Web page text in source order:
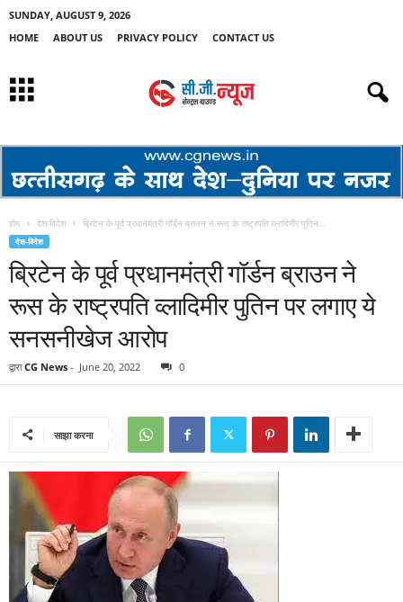
SUNDAY, AUGUST 9, 2026
HOME
ABOUT US PRIVACY POLICY CONTACT US
होम देश-विदेश ब्रिटेन के पूर्व प्रधानमंत्री गॉर्डन ब्राउन ने रूस के राष्ट्रपति व्लादिमीर पुतिन...
देश-विदेश
ब्रिटेन के पूर्व प्रधानमंत्री गॉर्डन ब्राउन ने
रूस के राष्ट्रपति व्लादिमीर पुतिन पर लगाए ये
सनसनीखेज आरोप
द्वारा CG News - June 20, 2022 0
साझा करना